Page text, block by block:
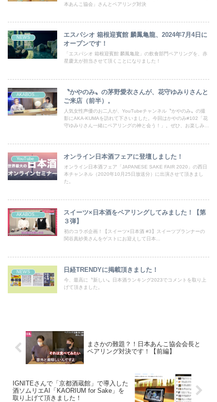
本あんこ協会」さんとペアリング対決
NEWS
エスパシオ 箱根迎賓館 麟鳳亀龍、2024年7月4日に
オープンです！
「エスパシオ 箱根迎賓館 麟鳳亀龍」の飲食部門ペアリングを、赤
星慶太が担当させて頂くことになりました！
〝かやのみ〟の茅野愛衣さんが、花守ゆみりさんと
ご来店（前半）。
人気女性声優のお二人が、YouTubeチャンネル〝かやのみ〟の撮
影にAKA-KUMAを訪れて下さいました。今回はかやのみ#102「花
守ゆみりさん一緒にペアリングの神と会う！」。ぜひ、お楽しみ下
YouTube オンライン日本酒フェアに登壇しました！
オンライン日本酒フェア「JAPANESE SAKE FAIR 2020」の西日
本チャンネル（2020年10月25日放送分）に出演させて頂きまし
た。
AKABOSHI PAIRING CHANNEL
スイーツ×日本酒をペアリングしてみました！【第
３弾】
初のコラボ企画！【スイーツ×日本酒 #3】スイーツプランナーの
関谷真紗美さんをゲストにお迎えして日本...
NEWS 日経TRENDYに掲載頂きました！
今、最高に〝新しい〟日本酒ランキング2023でコメントを取り上
げて頂きました。
まさかの難題？！日本あんこ協会会長と
ペアリング対決です！【前編】
IGNITEさんで「京都酒蔵館」で導入した
酒ソムリエAI「KAORIUM for Sake」を
取り上げて頂きました！